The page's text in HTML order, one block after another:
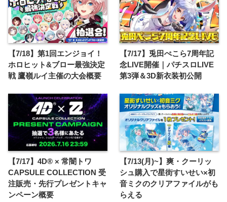
【7/18】第1回エンジョイ！
ホロヒット&ブロー最強決定
戦 鷹嶺ルイ主催の大会概要
【7/17】兎田ぺこら7周年記
念LIVE開催｜パチスロLIVE
第3弾＆3D新衣装初公開
【7/17】4D® × 常闇トワ
CAPSULE COLLECTION 受
注販売・先行プレゼントキャ
ンペーン概要
【7/13(月)~】爽・クーリッ
シュ購入で星街すいせい×初
音ミクのクリアファイルがも
らえる